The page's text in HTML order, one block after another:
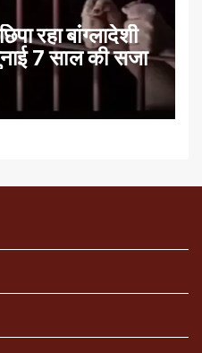
रहा बांग्लादेशी
7 साल की सजा